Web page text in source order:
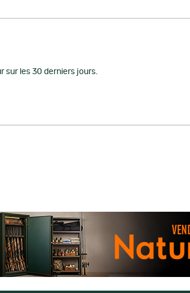
sur les 30 derniers jours.